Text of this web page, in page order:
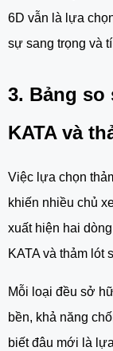
6D vẫn là lựa
sự sang trọng và
3. Bảng so
KATA và
Việc lựa chọn
khiến nhiều chủ
xuất hiện hai
KATA và thảm lót
Mỗi loại đều sở
bền, khả năng
biết đâu mới là